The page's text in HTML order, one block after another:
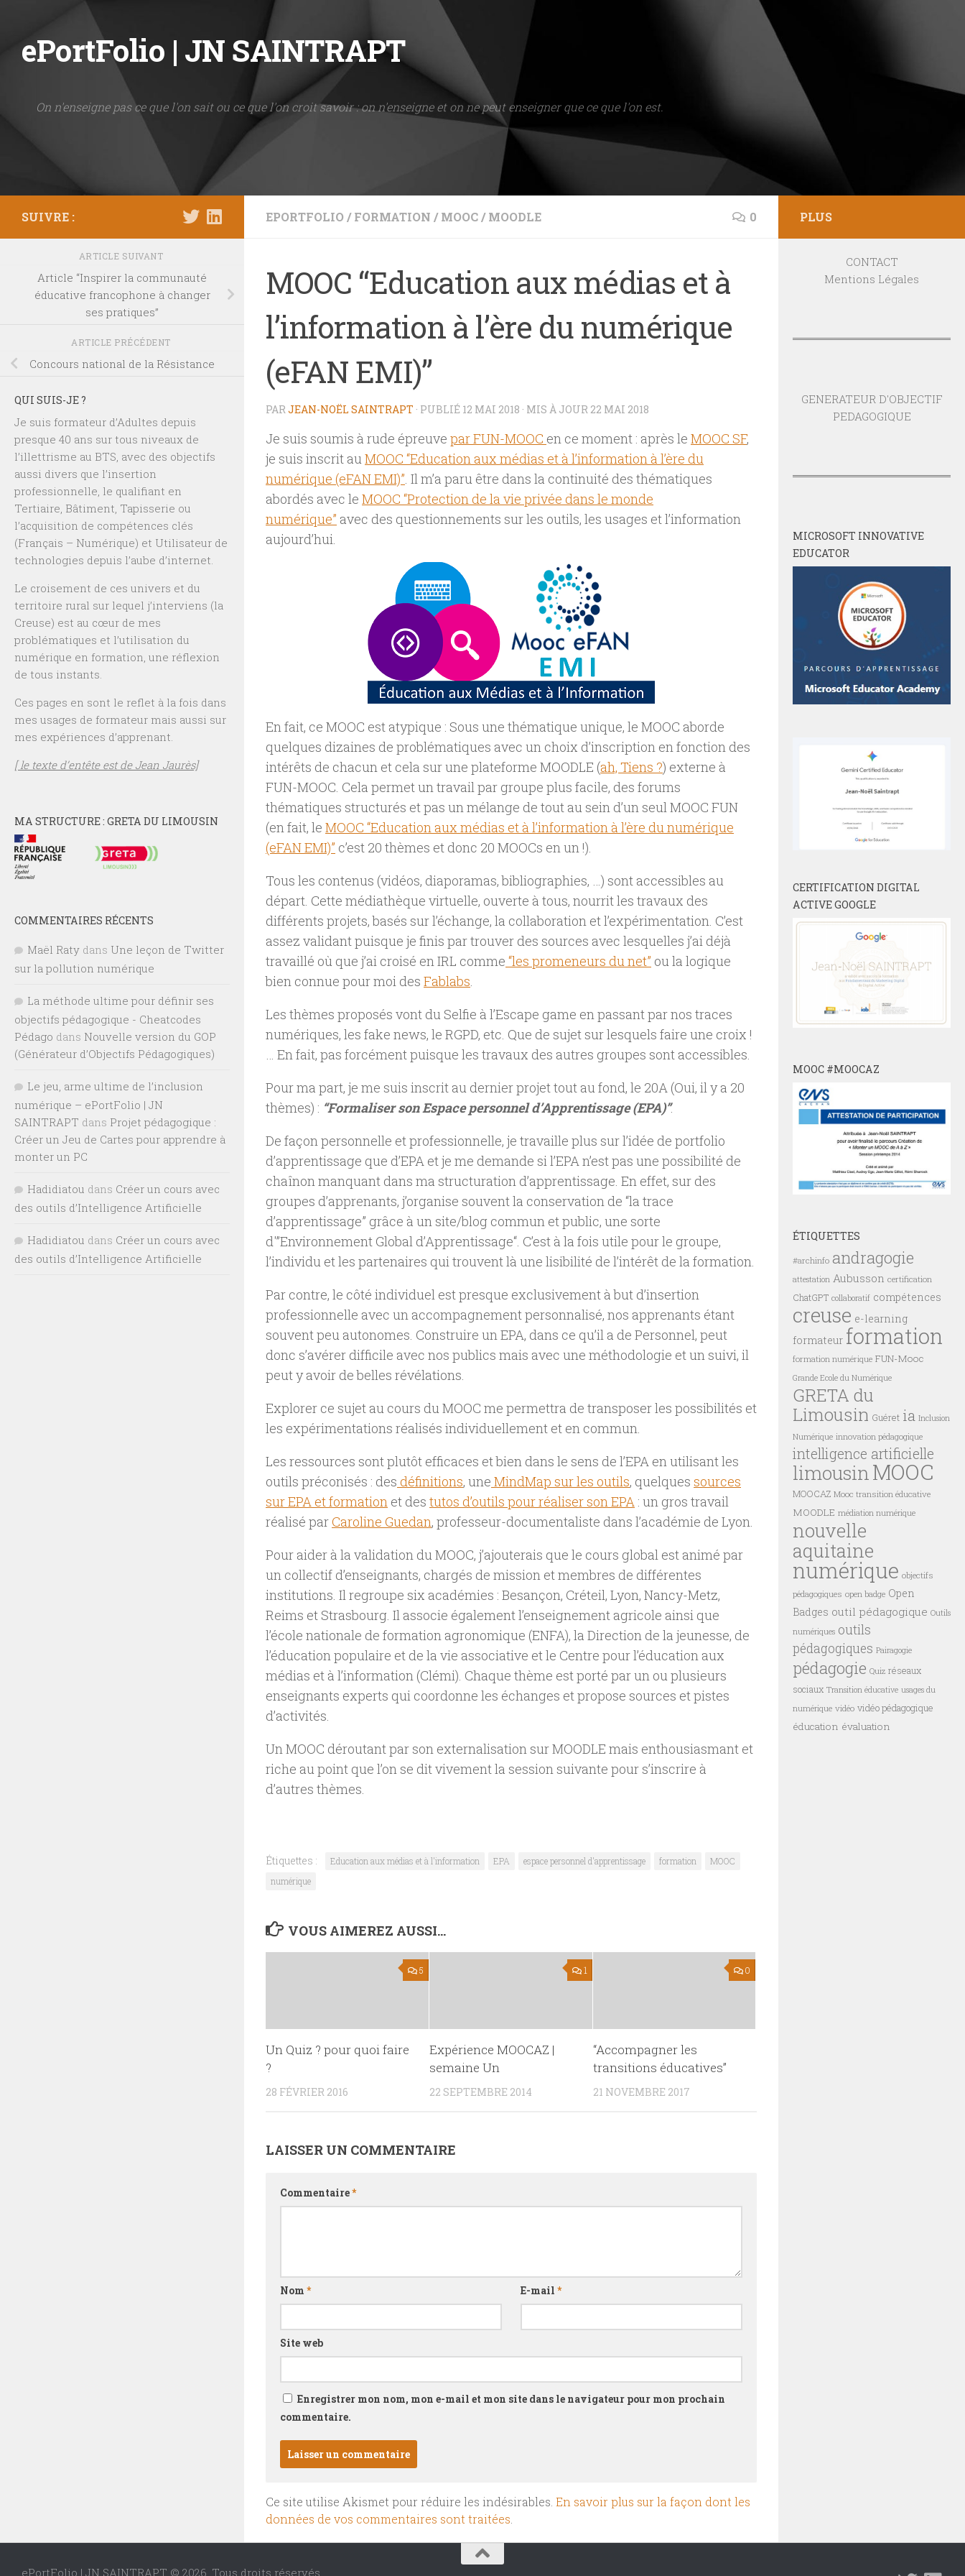
Skip to content
ePortFolio | JN SAINTRAPT
On n'enseigne pas ce que l'on sait ou ce que l'on croit savoir : on n'enseigne et on ne peut enseigner que ce que l'on est.
EPORTFOLIO / FORMATION / MOOC/ MOODLE 0
MOOC “Education aux médias et à
l’information à l’ère du numérique
(eFAN EMI)”
PARJEAN-NOËL SAINTRAPT · PUBLIÉ 12 MAI 2018 · MIS À JOUR 22 MAI 2018
Je suis soumis à rude épreuve par FUN-MOOC en ce moment : après le MOOC SF,
je suis inscrit auMOOC “Education aux médias et à l’information à l’ère du
numérique (eFAN EMI)”. Il m’a paru être dans la continuité des thématiques
abordés avec le MOOC “Protection de la vie privée dans le monde
numérique” avec des questionnements sur les outils, les usages et l’information
aujourd’hui.
En fait, ce MOOC est atypique : Sous une thématique unique, le MOOC aborde
quelques dizaines de problématiques avec un choix d’inscription en fonction des
intérêts de chacun et cela sur une plateforme MOODLE (ah, Tiens ?) externe à
FUN-MOOC. Cela permet un travail par groupe plus facile, des forums
thématiques structurés et pas un mélange de tout au sein d’un seul MOOC FUN
(en fait, le MOOC “Education aux médias et à l’information à l’ère du numérique
(eFAN EMI)” c’est 20 thèmes et donc 20 MOOCs en un !).
Tous les contenus (vidéos, diaporamas, bibliographies, …) sont accessibles au
départ. Cette médiathèque virtuelle, ouverte à tous, nourrit les travaux des
différents projets, basés sur l’échange, la collaboration et l’expérimentation. C’est
assez validant puisque je finis par trouver des sources avec lesquelles j’ai déjà
travaillé où que j’ai croisé en IRL comme “les promeneurs du net” ou la logique
bien connue pour moi des Fablabs.
Les thèmes proposés vont du Selfie à l’Escape game en passant par nos traces
numériques, les fake news, le RGPD, etc. Que de sujet sur lesquels faire une croix !
… En fait, pas forcément puisque les travaux des autres groupes sont accessibles.
Pour ma part, je me suis inscrit au dernier projet tout au fond, le 20A (Oui, il y a 20
thèmes) : “Formaliser son Espace personnel d’Apprentissage (EPA)”.
De façon personnelle et professionnelle, je travaille plus sur l’idée de portfolio
d’apprentissage que d’EPA et je me demande si l’EPA n’est pas une possibilité de
chaînon manquant dans ma structuration d’apprentissage. En effet, sur des
groupes d’apprenants, j’organise souvent la conservation de “la trace
d’apprentissage” grâce à un site/blog commun et public, une sorte
d'”Environnement Global d’Apprentissage“. C’est à la fois utile pour le groupe,
l’individu et les partenaires qui trouvent là une lisibilité de l’intérêt de la formation.
Par contre, le côté individuel est presque exclusivement à but d’insertion
professionnelle avec un accompagnement personnalisé, nos apprenants étant
souvent peu autonomes. Construire un EPA, dans ce qu’il a de Personnel, peut
donc s’avérer difficile avec nos publics mais avec une méthodologie et un suivi, il
peut y avoir de belles révélations.
Explorer ce sujet au cours du MOOC me permettra de transposer les possibilités et
les expérimentations réalisés individuellement et en commun.
Les ressources sont plutôt efficaces et bien dans le sens de l’EPA en utilisant les
outils préconisés : des définitions, une MindMap sur les outils, quelques sources
sur EPA et formation et des tutos d’outils pour réaliser son EPA : un gros travail
réalisé parCaroline Guedan, professeur-documentaliste dans l’académie de Lyon.
Pour aider à la validation du MOOC, j’ajouterais que le cours global est animé par
un collectif d’enseignants, chargés de mission et membres de différentes
institutions. Il regroupe six académies : Besançon, Créteil, Lyon, Nancy-Metz,
Reims et Strasbourg. Il associe également l’enseignement agricole ainsi que
l’école nationale de formation agronomique (ENFA), la Direction de la jeunesse, de
l’éducation populaire et de la vie associative et le Centre pour l’éducation aux
médias et à l’information (Clémi). Chaque thème est porté par un ou plusieurs
enseignants experts qui coordonne les échanges et propose sources et pistes
d’activités.
Un MOOC déroutant par son externalisation sur MOODLE mais enthousiasmant et
riche au point que l’on se dit vivement la session suivante pour s’inscrire à
d’autres thèmes.
Étiquettes : Education aux médias et à l'information EPA espace personnel d'apprentissage formation
MOOC
numérique
VOUS AIMEREZ AUSSI...
5
Un Quiz ? pour quoi faire
?
28 FÉVRIER 2016
1
Expérience MOOCAZ |
semaine Un
22 SEPTEMBRE 2014
0
“Accompagner les
transitions éducatives”
21 NOVEMBRE 2017
LAISSER UN COMMENTAIRE
Commentaire*
Nom * E-mail *
Site web
Enregistrer mon nom, mon e-mail et mon site dans le navigateur pour mon prochain
commentaire.
Ce site utilise Akismet pour réduire les indésirables. En savoir plus sur la façon dont les
données de vos commentaires sont traitées.
SUIVRE :
ARTICLE SUIVANT
Article “Inspirer la communauté
éducative francophone à changer
ses pratiques”
ARTICLE PRÉCÉDENT
Concours national de la Résistance
QUI SUIS-JE ?
Je suis formateur d’Adultes depuis
presque 40 ans sur tous niveaux de
l’illettrisme au BTS, avec des objectifs
aussi divers que l’insertion
professionnelle, le qualifiant en
Tertiaire, Bâtiment, Tapisserie ou
l’acquisition de compétences clés
(Français – Numérique) et Utilisateur de
technologies depuis l’aube d’internet.
Le croisement de ces univers et du
territoire rural sur lequel j’interviens (la
Creuse) est au cœur de mes
problématiques et l’utilisation du
numérique en formation, une réflexion
de tous instants.
Ces pages en sont le reflet à la fois dans
mes usages de formateur mais aussi sur
mes expériences d’apprenant.
[ le texte d’entête est de Jean Jaurès]
MA STRUCTURE : GRETA DU LIMOUSIN
COMMENTAIRES RÉCENTS
Maël Raty dans Une leçon de Twitter
sur la pollution numérique
La méthode ultime pour définir ses
objectifs pédagogique - Cheatcodes
Pédago dans Nouvelle version du GOP
(Générateur d’Objectifs Pédagogiques)
Le jeu, arme ultime de l’inclusion
numérique – ePortFolio | JN
SAINTRAPT dans Projet pédagogique :
Créer un Jeu de Cartes pour apprendre à
monter un PC
Hadidiatou dans Créer un cours avec
des outils d’Intelligence Artificielle
Hadidiatou dans Créer un cours avec
des outils d’Intelligence Artificielle
PLUS
CONTACT
Mentions Légales
GENERATEUR D'OBJECTIF
PEDAGOGIQUE
MICROSOFT INNOVATIVE
EDUCATOR
CERTIFICATION DIGITAL
ACTIVE GOOGLE
MOOC #MOOCAZ
ÉTIQUETTES
#archinfo andragogie
attestation Aubusson certification
ChatGPT collaboratif compétences
creuse e-learning
formateur formation
formation numérique FUN-Mooc
Grande Ecole du Numérique
GRETA du
Limousin Guéret ia Inclusion
Numérique innovation pédagogique
intelligence artificielle
limousin MOOC
MOOCAZ Mooc transition éducative
MOODLE médiation numérique
nouvelle
aquitaine
numérique objectifs
pédagogiques open badge Open
Badges outil pédagogique Outils
numériques outils
pédagogiques Pairagogie
pédagogie Quiz réseaux
sociaux Transition éducative usages du
numérique vidéo vidéo pédagogique
éducation évaluation
ePortFolio | JN SAINTRAPT © 2026. Tous droits réservés.